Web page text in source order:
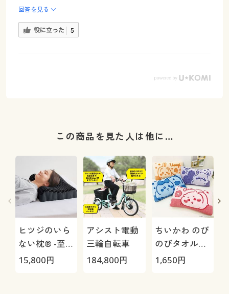
回答を見る
役に立った 5
この商品を見た人は他に…
ヒツジのいら
ない枕® -至
極-
15,800円
アシスト電動
三輪自転車
184,800円
ちいかわ のび
のびタオル地
枕カバー
1,650円